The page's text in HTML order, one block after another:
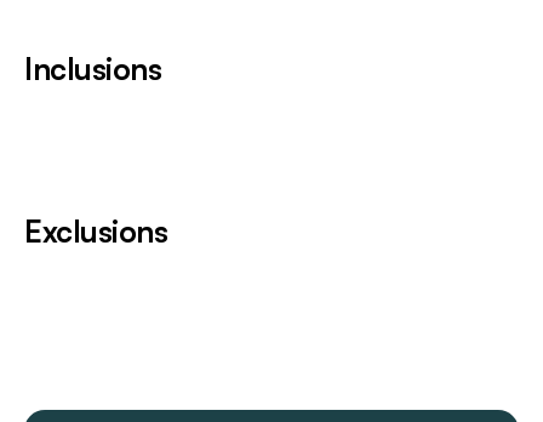
Inclusions
Exclusions